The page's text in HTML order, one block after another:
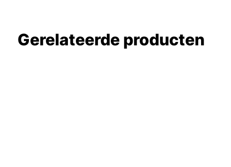
Gerelateerde producten